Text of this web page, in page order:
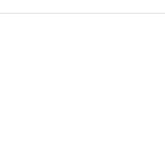
πορεία του, έχοντας πάντα κατά
σε όλη την Ελλάδα,